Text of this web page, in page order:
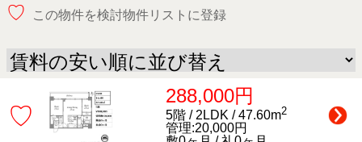
♡ この物件を検討物件リストに登録
♡
288,000円
5階 / 2LDK / 47.60m2
管理:20,000円